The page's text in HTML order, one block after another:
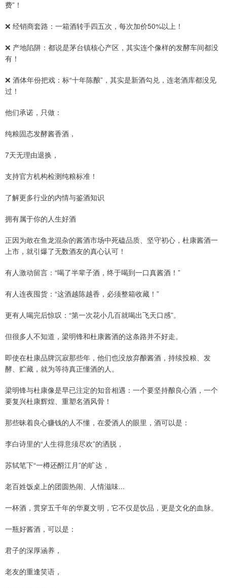
费”！
❌ 经销商套路：一箱酒转手四五次，每次加价50%以上！
❌ 产地陷阱：都说是茅台镇核心产区，其实连个像样的发酵车间都没
有！
❌ 酒体年份把戏：标“十年陈酿”，其实是新酒勾兑，连老酒库都没见
过！
他们承诺，只做：
纯粮固态发酵酱香酒，
7天无理由退换，
支持官方机构检测纯粮标准！
了解更多行业的内情与鉴酒知识
拥有属于你的人生好酒
正因为敢在鱼龙混杂的酱酒市场中死磕品质、坚守初心，杜康酱酒一
上市，就引爆了无数酒友的真心认可！
有人激动留言：“喝了半辈子酒，终于喝到一口真酱酒！”
有人连夜囤货：“这酒越陈越香，必须整箱收藏！”
更有人喝完后惊叹：“第一次花小几百就喝出飞天口感”。
但很多人不知道，梁明锋和杜康酱酒的这条路并不好走。
即使在杜康品牌沉寂那些年，他们也没放弃酿酱酒，持续投粮、发
酵、贮藏，就为等待真正懂酒的人。
梁明锋与杜康像是早已注定的知音相遇：一个要坚持酿良心酒，一个
要复兴杜康辉煌、重塑名酒风骨！
那些昧着良心赚钱的人不懂，在爱酒人的眼里，酒可以是：
李白诗里的“人生得意须尽欢”的洒脱，
苏轼笔下“一樽还酹江月”的旷达，
老百姓饭桌上的团圆热闹、人情滋味...
一杯酒，贯穿五千年的华夏文明，它不仅是饮品，更是文化的血脉。
一瓶好酱酒，可以是：
君子的深厚涵养，
老友的重逢笑语，